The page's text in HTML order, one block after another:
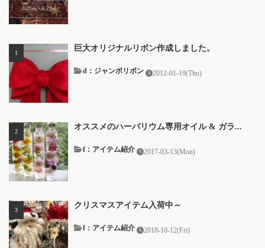
巨大オリジナルリボン作成しました。
2012-01-19(Thu)
d：ジャンボリボン
オススメのハーバリウム専用オイル & ガラ...
2017-03-13(Mon)
f：アイテム紹介
クリスマスアイテム入荷中～
2018-10-12(Fri)
f：アイテム紹介